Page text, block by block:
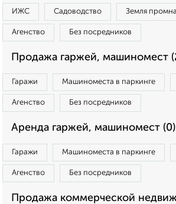
ИЖС Садоводство Земля
Агенство Без посредников
Продажа гаржей, машиномест
Гаражи Машиноместа в паркинге
Агенство Без посредников
Аренда гаржей, машиномест (0)
Гаражи Машиноместа в паркинге
Агенство Без посредников
Продажа коммерческой